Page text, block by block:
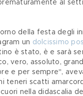
al
della festa degli
un dolcissimo
è stato, è e sarà
vero, assoluto,
e per sempre",
teneri scatti
nella didascalia